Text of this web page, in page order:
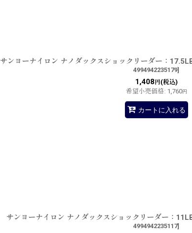
サンヨーナイロン ナノダックスショックリーダー：
4994942235179]
1,408 円(税込)
希望小売価格: 1,760円
カートに入れる
サンヨーナイロン ナノダックスショックリーダー：
4994942235117]